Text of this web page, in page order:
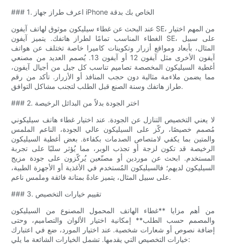
### 1. اعرف طراز جهاز iPhone الخاص بك بدقة
عند البحث عن غطاء سيليكون موثوق لهاتف آيفون SE، من المهم اختيار
الغطاء المناسب تمامًا لطراز هاتفك. يتميز آيفون SE، على سبيل
المثال، بأبعاد ومواقع أزرار وتكوينات كاميرا خاصة تختلف عن هواتف
آيفون الأخرى مثل آيفون 12 أو آيفون 13. يُصمم العديد من مصنعي
أغطية السيليكون المخصصة تصاميم تناسب كل جيل من أجيال آيفون،
مما يضمن ملاءمة مثالية دون حجب المنافذ أو الأزرار. تأكد من رقم
طراز هاتفك وسنة الصنع قبل الطلب لتجنب مشاكل التوافق.
### 2. اختر الجودة بدلاً من البدائل الرخيصة
لا يعني التخصيص التنازل عن الجودة. عند اختيار غطاء هاتف سيليكوني
مُصمم خصيصًا، ركّز على السيليكون عالي الجودة، الناعم الملمس
والمتين بما يكفي لامتصاص الصدمات بكفاءة. بعض أغطية السيليكون
الرخيصة قد تكون لزجة أو تجذب الوبر، مما يُؤثر سلبًا على تجربة
المستخدم. ابحث عن موردين أو مصنّعين يُركّزون على جودة مزيج
السيليكون لديهم؛ فالسيليكون المُستخدم في الأغذية أو الأجهزة الطبية،
على سبيل المثال، يتميز عادةً بمتانة فائقة وملمس ناعم.
### 3. تقييم خيارات التخصيص
من أهم مزايا **غطاء الهاتف المحمول المصنوع من السيليكون
والمصمم حسب الطلب** إمكانية اختيار الألوان والتصاميم، وحتى
إضافة نصوص أو شعارات شخصية. عند اختيار المورد، ضع في اعتبارك
خيارات التخصيص التي يقدمها. تشمل الخيارات الشائعة ما يلي: